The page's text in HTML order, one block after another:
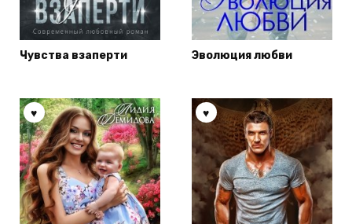
Чувства взаперти Эволюция любви